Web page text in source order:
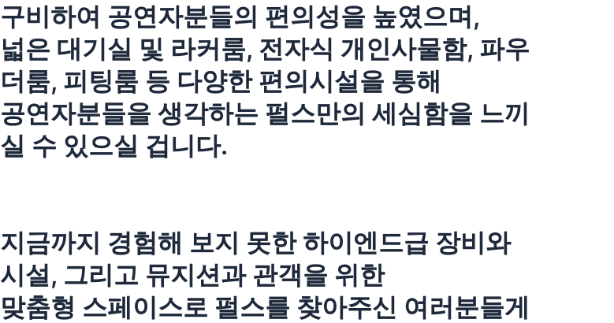
구비하여 공연자분들의 편의성을 높였으며,
넓은 대기실 및 라커룸, 전자식 개인사물함, 파우
더룸, 피팅룸 등 다양한 편의시설을 통해
공연자분들을 생각하는 펄스만의 세심함을 느끼
실 수 있으실 겁니다.
지금까지 경험해 보지 못한 하이엔드급 장비와
시설, 그리고 뮤지션과 관객을 위한
맞춤형 스페이스로 펄스를 찾아주신 여러분들게